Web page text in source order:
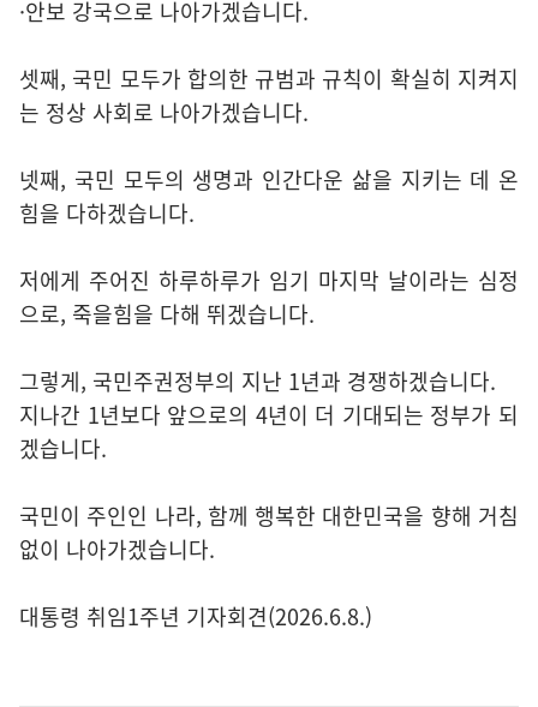
·안보 강국으로 나아가겠습니다.
셋째, 국민 모두가 합의한 규범과 규칙이 확실히 지켜지
는 정상 사회로 나아가겠습니다.
넷째, 국민 모두의 생명과 인간다운 삶을 지키는 데 온
힘을 다하겠습니다.
저에게 주어진 하루하루가 임기 마지막 날이라는 심정
으로, 죽을힘을 다해 뛰겠습니다.
그렇게, 국민주권정부의 지난 1년과 경쟁하겠습니다.
지나간 1년보다 앞으로의 4년이 더 기대되는 정부가 되
겠습니다.
국민이 주인인 나라, 함께 행복한 대한민국을 향해 거침
없이 나아가겠습니다.
대통령 취임1주년 기자회견(2026.6.8.)